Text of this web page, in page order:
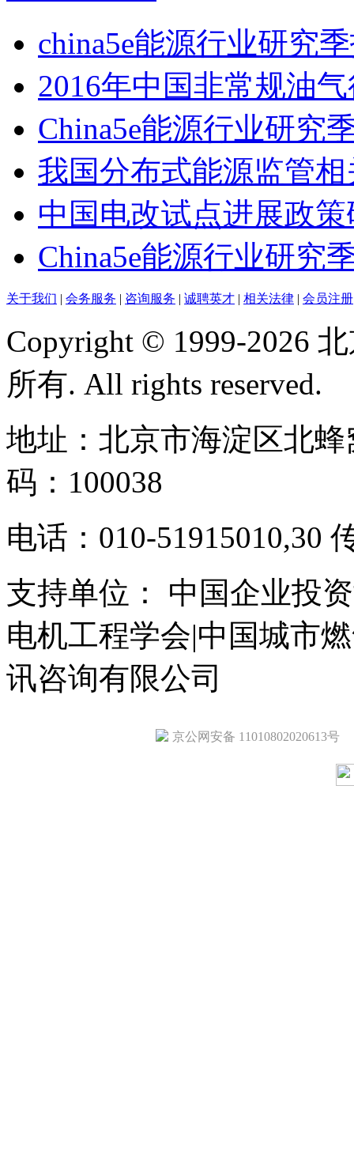
china5e能源行业研究
2016年中国非常规油
China5e能源行业研
我国分布式能源监管
中国电改试点进展政
China5e能源行业研究
关于我们 | 会务服务 | 咨询服务 | 诚聘英才 | 相关法律 | 会员注册
Copyright © 1999-2026
所有. All rights reserved.
地址：北京市海淀区北
码：100038
电话：010-51915010,30
支持单位： 中国企业投
电机工程学会|中国城市
讯咨询有限公司
京公网安备 11010802020613号